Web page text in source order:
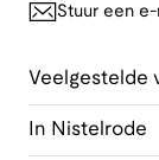
Stuur een e-
Veelgestelde
In Nistelrode